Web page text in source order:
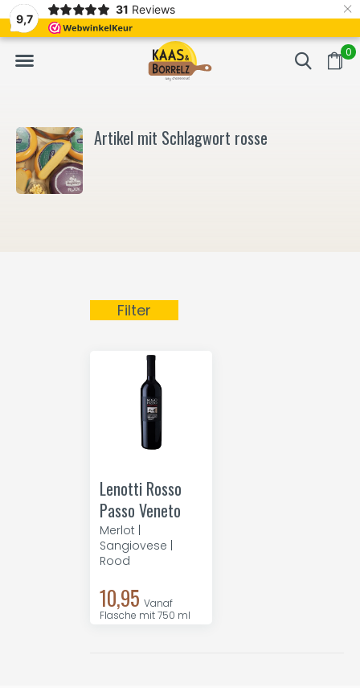
9,7
31 Reviews ×
0
Frisch geschnitten und vakuumverpackt. Meistens Lieferung
Artikel mit Schlagwort rosse
Filter
Lenotti Rosso
Passo Veneto
Merlot |
Sangiovese |
Rood
10,95 Vanaf
Flasche mit 750 ml